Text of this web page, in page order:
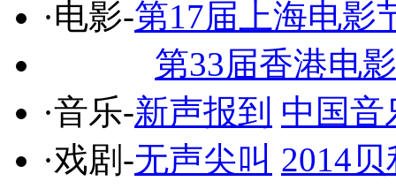
·电影-第17届上海电影
第33届香港电
·音乐-新声报到 中国音
·戏剧-无声尖叫 2014